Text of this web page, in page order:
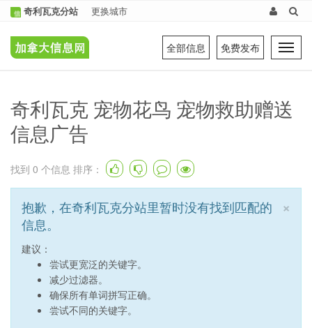
奇利瓦克分站 更换城市
免费发布
全部信息
奇利瓦克 宠物花鸟 宠物救助赠送
信息广告
找到 0 个信息 排序：
×
抱歉，在奇利瓦克分站里暂时没有找到匹配的
信息。
建议：
尝试更宽泛的关键字。
减少过滤器。
确保所有单词拼写正确。
尝试不同的关键字。